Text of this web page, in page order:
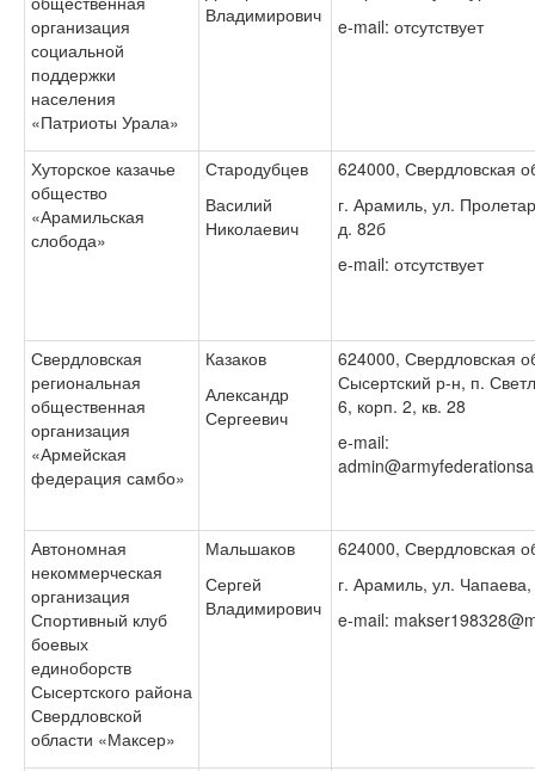
организация
социальной
поддержки
населения
«Патриоты Урала»
Владимирович
e-mail: отсутствует
Хуторское казачье
общество
«Арамильская
слобода»
Стародубцев
Василий
Николаевич
624000, Свердловская
г. Арамиль, ул.
д. 82б
e-mail: отсутствует
Свердловская
региональная
общественная
организация
«Армейская
федерация самбо»
Казаков
Александр
Сергеевич
624000, Свердловская
Сысертский р-н, п.
6, корп. 2, кв. 28
e-mail:
Автономная
некоммерческая
организация
Спортивный клуб
боевых
единоборств
Сысертского района
Свердловской
области «Максер»
Мальшаков
Сергей
Владимирович
624000, Свердловская
г. Арамиль, ул.
e-mail: